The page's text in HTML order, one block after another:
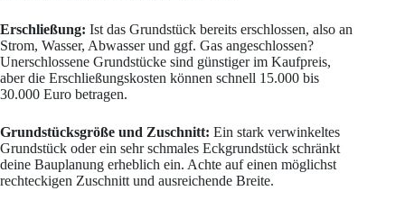
Erschließung: Ist das Grundstück bereits erschlossen, also an
Strom, Wasser, Abwasser und ggf. Gas angeschlossen?
Unerschlossene Grundstücke sind günstiger im Kaufpreis,
aber die Erschließungskosten können schnell 15.000 bis
30.000 Euro betragen.
Grundstücksgröße und Zuschnitt: Ein stark verwinkeltes
Grundstück oder ein sehr schmales Eckgrundstück schränkt
deine Bauplanung erheblich ein. Achte auf einen möglichst
rechteckigen Zuschnitt und ausreichende Breite.